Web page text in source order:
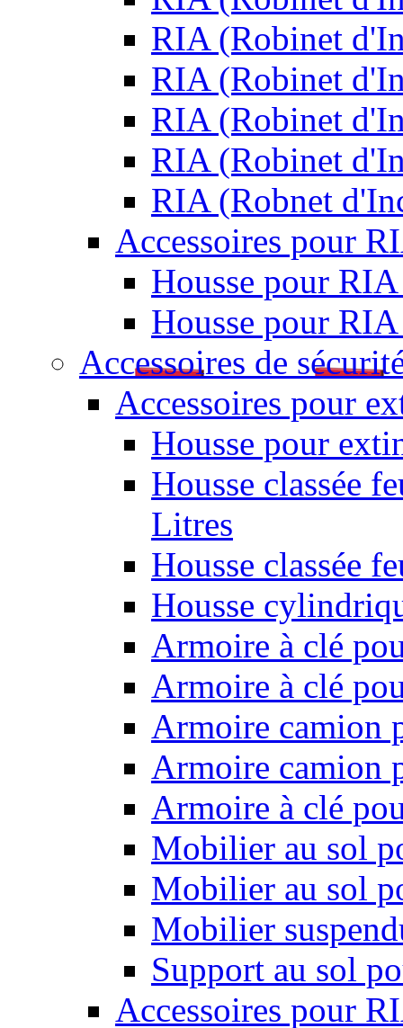
RIA (Robinet
RIA (Robinet
RIA (Robinet
RIA (Robinet
RIA (Robnet
Accessoires pour
Housse pour
Housse pour
Accessoires de
Accessoires pour
Housse pour
Housse classée
Litres
Housse classée
Housse
Armoire à clé
Armoire à clé
Armoire camion
Armoire camion
Armoire à clé
Mobilier au sol
Mobilier au sol
Mobilier
Support au sol
Accessoires pour